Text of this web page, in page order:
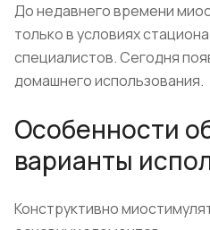
До недавнего времени
только в условиях
специалистов. Сегодня
домашнего использования.
Особенности
варианты
Конструктивно